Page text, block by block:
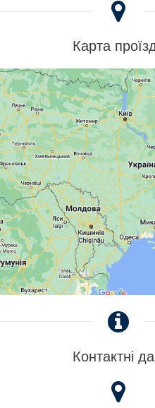
Карта
Контактні